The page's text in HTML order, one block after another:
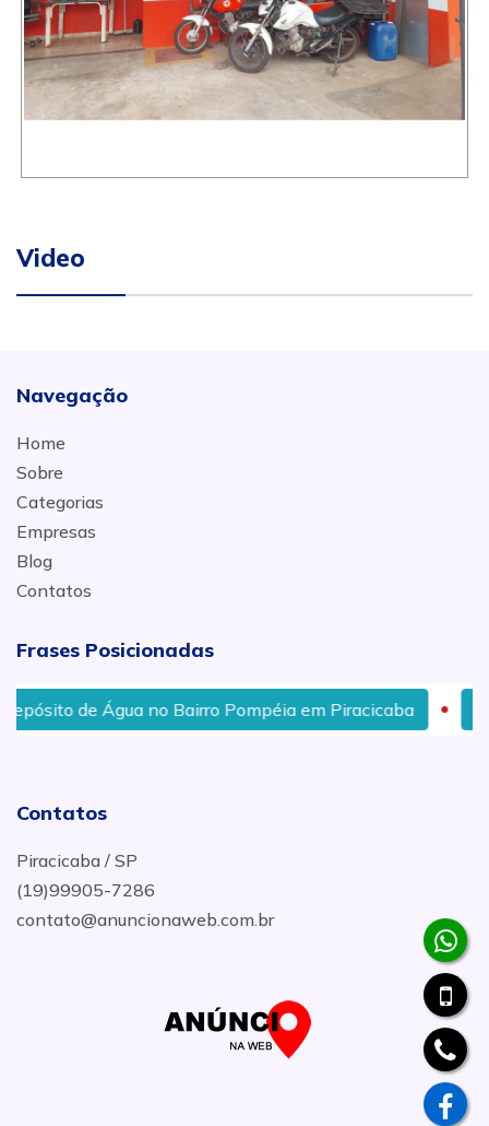
Video
Navegação
Home
Sobre
Categorias
Empresas
Blog
Contatos
Frases Posicionadas
de Água no Bairro Pompéia em Piracicaba
Contatos
Piracicaba / SP
(19)99905-7286
contato@anuncionaweb.com.br